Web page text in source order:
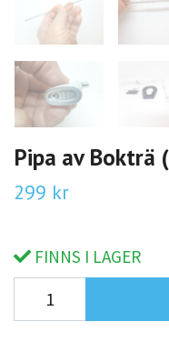
Pipa av Bokträ
299 kr
FINNS I LAGER